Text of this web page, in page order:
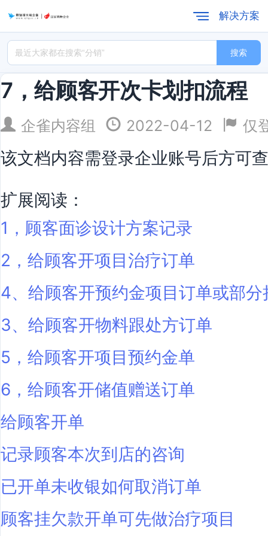
解决方案
搜索
7，给顾客开次卡划扣流程
企雀内容组 2022-04-12 仅
该文档内容需登录企业账号后方可
扩展阅读：
1，顾客面诊设计方案记录
2，给顾客开项目治疗订单
4、给顾客开预约金项目订单或部分
3、给顾客开物料跟处方订单
5，给顾客开项目预约金单
6，给顾客开储值赠送订单
给顾客开单
记录顾客本次到店的咨询
已开单未收银如何取消订单
顾客挂欠款开单可先做治疗项目